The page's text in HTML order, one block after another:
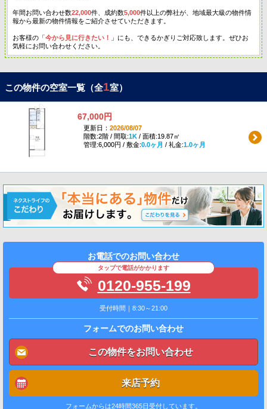
年間お問い合わせ数22,000件、成約数5,000件以上の弊社が、地域最大級の物件情
報から最新の物件情報をご紹介させていただきます。
お客様の「今から見に行きたい！
」にも、できるかぎりご対応致します。ぜひお
気軽にお問い合わせください。
この物件の空室一覧（全1室）
67,000円
更新日： 2026/08/07
階数:2階 / 間取:1K/ 面積:19.87㎡
管理:6,000円 / 敷金:0.0ヶ月 / 礼金:1.0ヶ月
お電話でのお問い合わせ
タップで電話がかかります
0120-955-199
受付時間｜8:30～21:00
フォームでのお問い合わせ
この物件をお問い合わせ
来店予約
フォームからは24時間365日受付しています。